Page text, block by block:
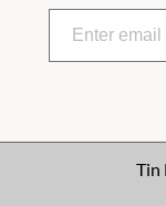
Tin